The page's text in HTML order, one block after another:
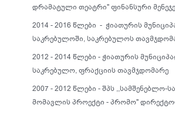
დრამატული თეატრი" ფინანსური
2014 - 2016 წლები - ჭიათურის
საკრებულოში, საკრებულოს
2012 - 2014 წლები - ჭიათურის
საკრებულო, ფრაქციის თავმჯდომარე
2007 - 2012 წლები - შპს ,,სამშენებლო-
მომავლის პროექტი - პრომო"